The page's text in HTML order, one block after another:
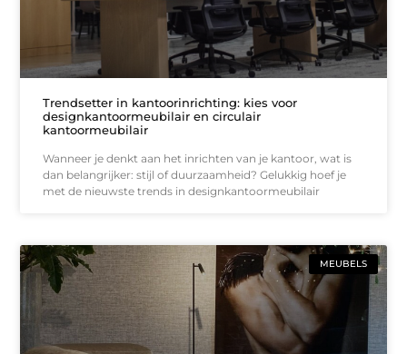
Trendsetter in kantoorinrichting: kies voor
designkantoormeubilair en circulair
kantoormeubilair
Wanneer je denkt aan het inrichten van je kantoor, wat is
dan belangrijker: stijl of duurzaamheid? Gelukkig hoef je
met de nieuwste trends in designkantoormeubilair
MEUBELS